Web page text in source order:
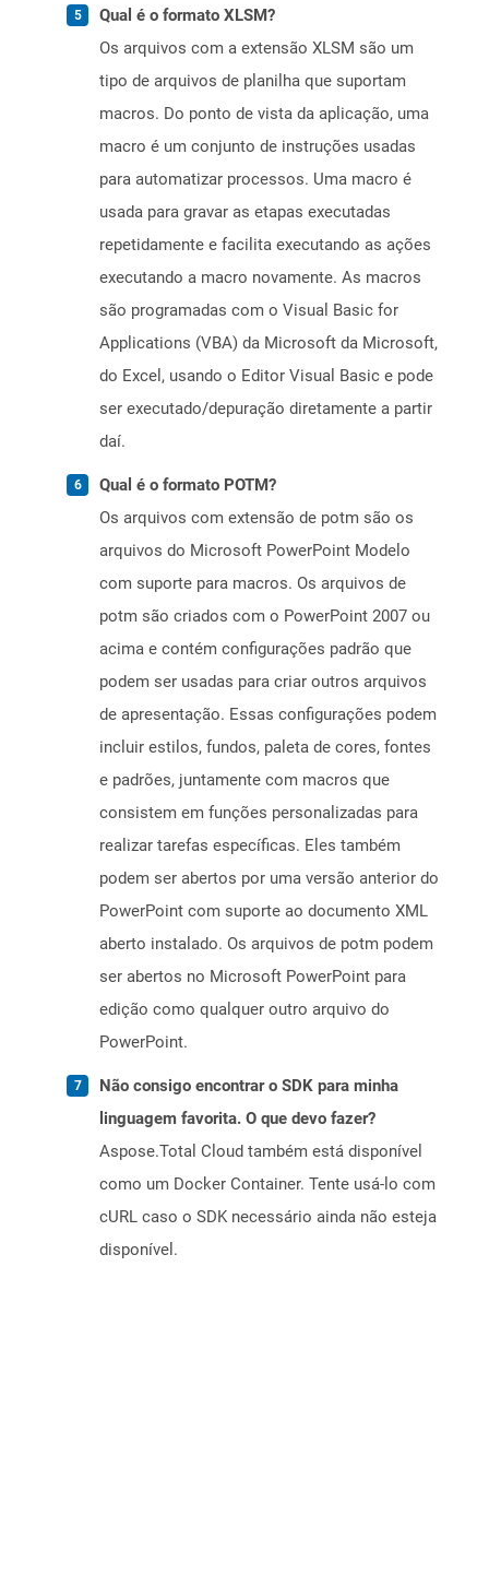
Qual é o formato XLSM?
Os arquivos com a extensão XLSM são um
tipo de arquivos de planilha que suportam
macros. Do ponto de vista da aplicação, uma
macro é um conjunto de instruções usadas
para automatizar processos. Uma macro é
usada para gravar as etapas executadas
repetidamente e facilita executando as ações
executando a macro novamente. As macros
são programadas com o Visual Basic for
Applications (VBA) da Microsoft da Microsoft,
do Excel, usando o Editor Visual Basic e pode
ser executado/depuração diretamente a partir
daí.
Qual é o formato POTM?
Os arquivos com extensão de potm são os
arquivos do Microsoft PowerPoint Modelo
com suporte para macros. Os arquivos de
potm são criados com o PowerPoint 2007 ou
acima e contém configurações padrão que
podem ser usadas para criar outros arquivos
de apresentação. Essas configurações podem
incluir estilos, fundos, paleta de cores, fontes
e padrões, juntamente com macros que
consistem em funções personalizadas para
realizar tarefas específicas. Eles também
podem ser abertos por uma versão anterior do
PowerPoint com suporte ao documento XML
aberto instalado. Os arquivos de potm podem
ser abertos no Microsoft PowerPoint para
edição como qualquer outro arquivo do
PowerPoint.
Não consigo encontrar o SDK para minha
linguagem favorita. O que devo fazer?
Aspose.Total Cloud também está disponível
como um Docker Container. Tente usá-lo com
cURL caso o SDK necessário ainda não esteja
disponível.